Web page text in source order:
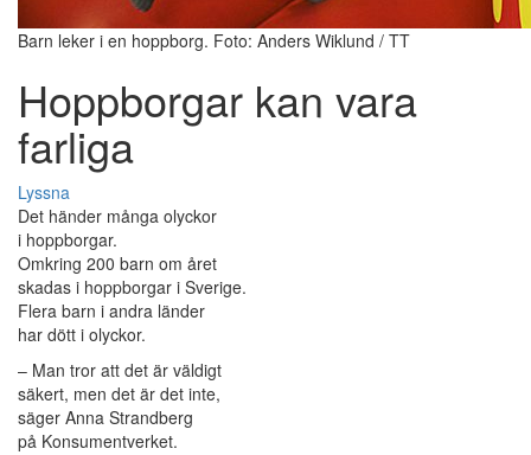
Barn leker i en hoppborg. Foto: Anders Wiklund / TT
Hoppborgar kan vara
farliga
Lyssna
Det händer många olyckor
i hoppborgar.
Omkring 200 barn om året
skadas i hoppborgar i Sverige.
Flera barn i andra länder
har dött i olyckor.
– Man tror att det är väldigt
säkert, men det är det inte,
säger Anna Strandberg
på Konsumentverket.